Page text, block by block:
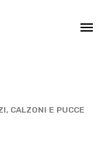
CALZONI E PUCCE